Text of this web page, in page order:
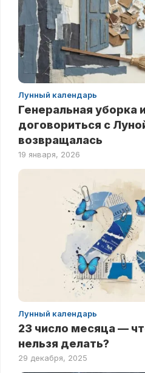
Лунный календарь
Генеральная уборка
договориться с
возвращалась
19 января, 2026
Лунный календарь
23 число месяца —
нельзя делать?
29 декабря, 2025